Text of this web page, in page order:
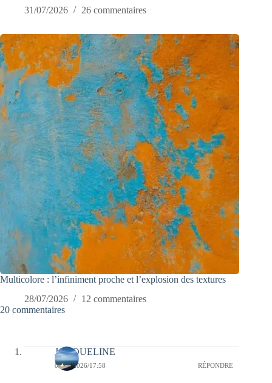
31/07/2026 26 commentaires
Multicolore : l’infiniment proche et l’explosion des textures
28/07/2026
12 commentaires
20 commentaires
JACQUELINE
09/02/2026/17:58 RÉPONDRE